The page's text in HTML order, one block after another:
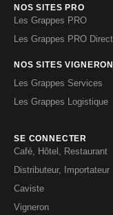
NOS SITES PRO
Les Grappes PRO
Les Grappes PRO
NOS SITES
Les Grappes Services
Les Grappes Logistique
SE CONNECTER
Café, Hôtel, Restaurant
Distributeur, Importateur
Caviste
Vigneron